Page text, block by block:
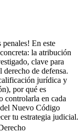
En este
la atribución
clave para
de defensa.
jurídica y
por qué es
controlarla en cada
Nuevo Código
tu estrategia judicial.